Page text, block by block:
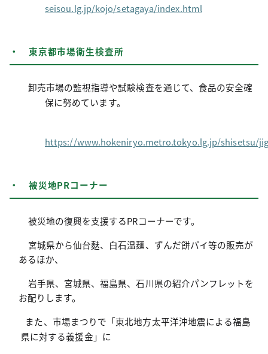
seisou.lg.jp/kojo/setagaya/index.html
・ 東京都市場衛生検査所
卸売市場の監視指導や試験検査を通じて、食品の安全確
保に努めています。
https://www.hokeniryo.metro.tokyo.lg.jp/shisetsu/
・ 被災地PRコーナー
被災地の復興を支援するPRコーナーです。
宮城県から仙台麩、白石温麺、ずんだ餅パイ等の販売が
あるほか、
岩手県、宮城県、福島県、石川県の紹介パンフレットを
お配りします。
た、市場まつりで「東北地方太平洋沖地震による福島
県に対する義援金」に